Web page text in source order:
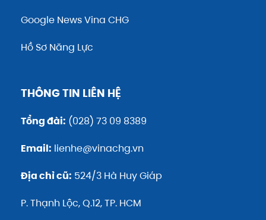
Google News Vina CHG
Hồ Sơ Năng Lực
THÔNG TIN LIÊN HỆ
Tổng đài: (028) 73 09 8389
Email: lienhe@vinachg.vn
Địa chỉ cũ: 524/3 Hà Huy Giáp
P. Thạnh Lộc, Q.12, TP. HCM